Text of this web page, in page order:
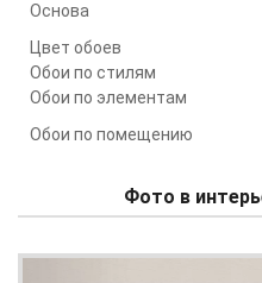
Основа
Цвет обоев
Обои по стилям
Обои по элементам
Обои по помещению
Фото в